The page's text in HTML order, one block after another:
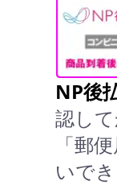
NP後
認し
「郵
いで